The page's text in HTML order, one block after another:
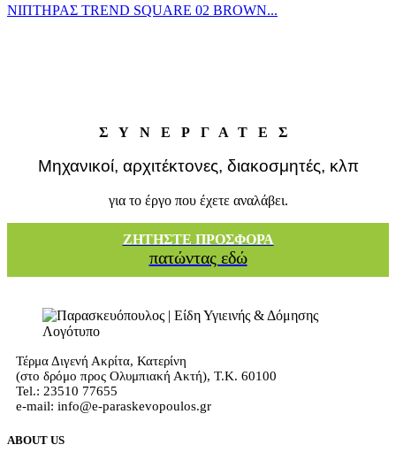
ΝΙΠΤΗΡΑΣ TREND SQUARE 02 BROWN...
ΣΥΝΕΡΓΑΤΕΣ
Μηχανικοί, αρχιτέκτονες, διακοσμητές, κλπ
για το έργο που έχετε αναλάβει.
ΖΗΤΗΣΤΕ ΠΡΟΣΦΟΡΑ
πατώντας εδώ
Τέρμα Διγενή Ακρίτα, Κατερίνη
(στο δρόμο προς Ολυμπιακή Ακτή), Τ.Κ. 60100
Tel.: 23510 77655
e-mail: info@e-paraskevopoulos.gr
ABOUT US